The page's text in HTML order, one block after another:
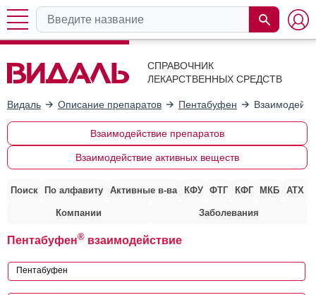
СПРАВОЧНИК
ЛЕКАРСТВЕННЫХ СРЕДСТВ
Видаль Описание препаратов Пентабуфен
Взаимодействие препаратов
Взаимодействие активных веществ
Поиск По алфавиту Активные в-ва КФУ ФТГ КФГ МКБ АТХ
Компании Заболевания
Пентабуфен® взаимодействие